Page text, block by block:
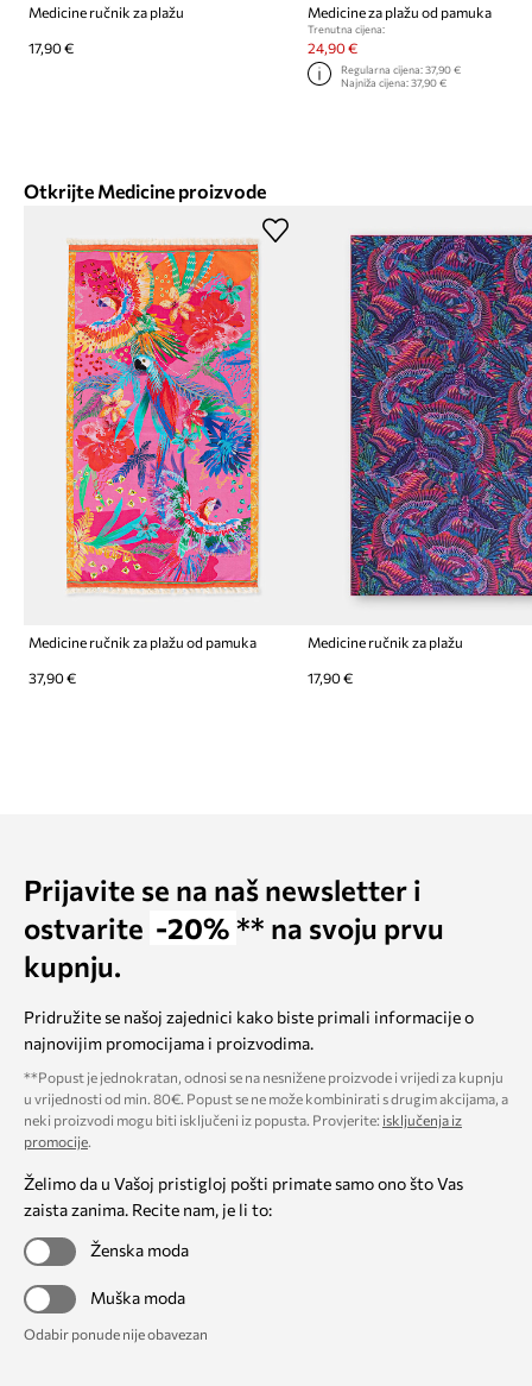
Medicine ručnik za plažu
17,90 €
Medicine za plažu od pamuka
Trenutna cijena:
24,90 €
Regularna cijena: 37,90 €
Najniža cijena: 37,90 €
Otkrijte Medicine proizvode
Medicine ručnik za plažu od pamuka
37,90 €
Medicine ručnik za plažu
17,90 €
Prijavite se na naš newsletter i
ostvarite -20% ** na svoju prvu
kupnju.
Pridružite se našoj zajednici kako biste primali informacije o
najnovijim promocijama i proizvodima.
**Popust je jednokratan, odnosi se na nesnižene proizvode i vrijedi za kupnju
u vrijednosti od min. 80€. Popust se ne može kombinirati s drugim akcijama, a
neki proizvodi mogu biti isključeni iz popusta. Provjerite: isključenja iz
promocije.
Želimo da u Vašoj pristigloj pošti primate samo ono što Vas
zaista zanima. Recite nam, je li to:
Ženska moda
Muška moda
Odabir ponude nije obavezan